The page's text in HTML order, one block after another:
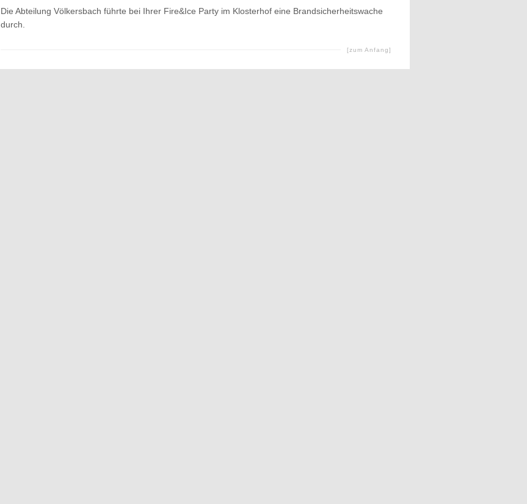
Die Abteilung Völkersbach führte bei Ihrer Fire&Ice Party im Klosterhof eine Brandsicherheitswache
durch.
[zum Anfang]